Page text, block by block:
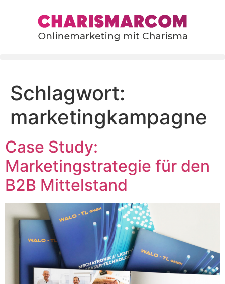
Schlagwort:
marketingkampagne
Case Study:
Marketingstrategie für den
B2B Mittelstand